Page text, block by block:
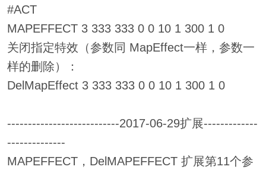
#ACT
MAPEFFECT 3 333 333 0 0 10 1 300 1 0
关闭指定特效（参数同 MapEffect一样，参数一
样的删除）：
DelMapEffect 3 333 333 0 0 10 1 300 1 0
---------------------------2017-06-29扩展-------------
--------------
MAPEFFECT，DelMAPEFFECT 扩展第11个参